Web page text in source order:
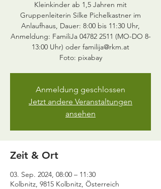
Kleinkinder ab 1,5 Jahren mit
Gruppenleiterin Silke Pichelkastner im
Anlaufhaus, Dauer: 8:00 bis 11:30 Uhr,
Anmeldung: FamiliJa 04782 2511 (MO-DO 8-
13:00 Uhr) oder familija@rkm.at
Foto: pixabay
Anmeldung geschlossen
Jetzt andere Veranstaltungen
ansehen
Zeit & Ort
03. Sep. 2024, 08:00 – 11:30
Kolbnitz, 9815 Kolbnitz, Österreich